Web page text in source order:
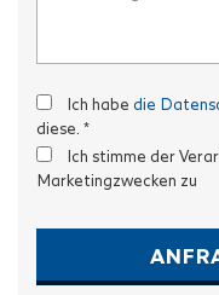
Ich habe die
diese. *
Ich stimme der
Marketingzwecken zu